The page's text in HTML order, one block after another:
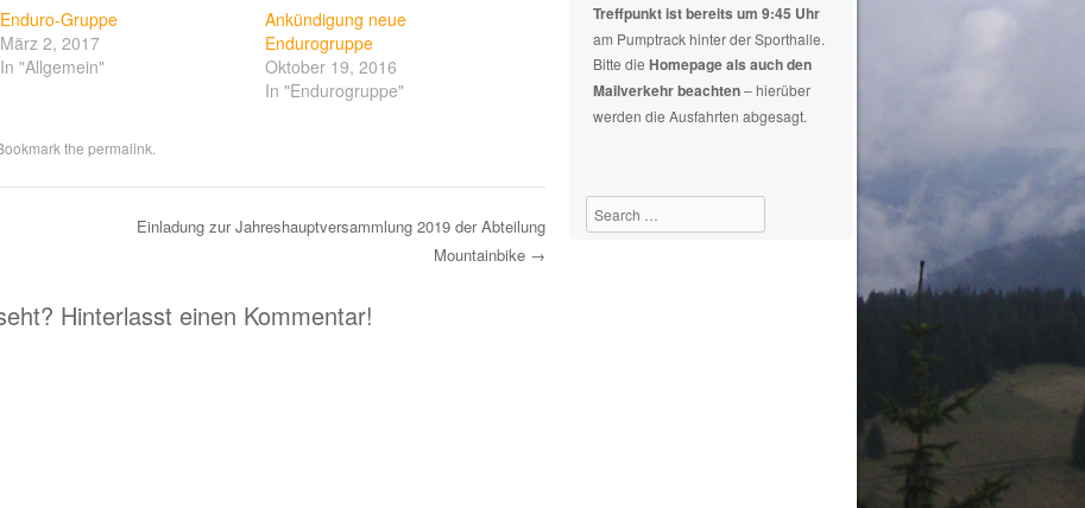
Enduro-Gruppe
März 2, 2017
In "Allgemein"
Ankündigung neue
Endurogruppe
Oktober 19, 2016
In "Endurogruppe"
Bookmark the permalink
Einladung zur Jahreshauptversammlung 2019 der Abteilung
Mountainbike →
Hinterlasst einen Kommentar!
interessieren.
Treffpunkt ist bereits um 9:45 Uhr
am Pumptrack hinter der Sporthalle.
Bitte dieHomepage als auch den
Mailverkehr beachten– hierüber
werden die Ausfahrten abgesagt.
Search